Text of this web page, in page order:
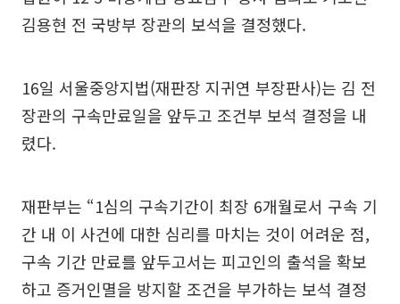
김용현 전 국방부 장관의 보석을 결정했다.
16일 서울중앙지법(재판장 지귀연 부장판사)는 김 전
장관의 구속만료일을 앞두고 조건부 보석 결정을 내
렸다.
재판부는 “1심의 구속기간이 최장 6개월로서 구속 기
간 내 이 사건에 대한 심리를 마치는 것이 어려운 점,
구속 기간 만료를 앞두고서는 피고인의 출석을 확보
하고 증거인멸을 방지할 조건을 부가하는 보석 결정